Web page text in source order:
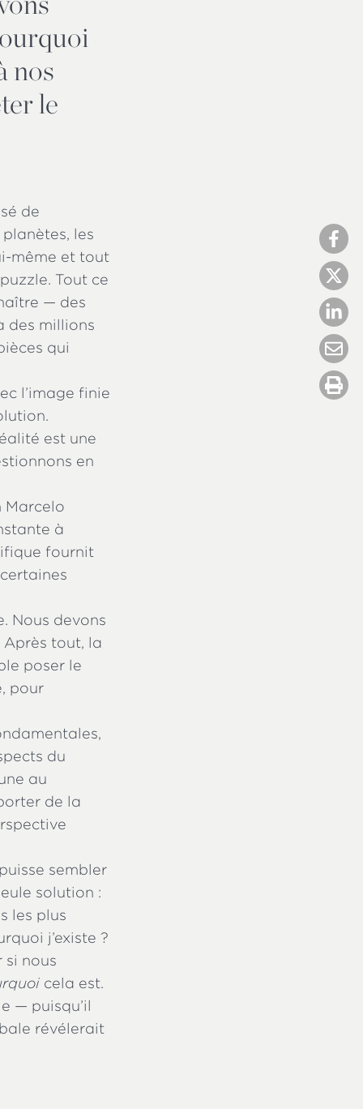
nos
le
de
planètes, les
même et tout
Tout ce
— des
des millions
qui
l’image finie
est une
en
Marcelo
à
fournit
Nous devons
Après tout, la
poser le
pour
du
au
de la
sembler
solution :
les plus
j’existe ?
si nous
cela est.
— puisqu’il
révélerait